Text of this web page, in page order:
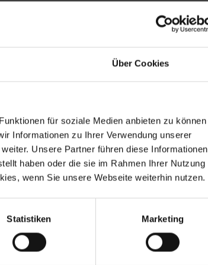
Über Cookies
für soziale Medien anbieten zu können
Informationen zu Ihrer Verwendung unserer
Unsere Partner führen diese Informationen
haben oder die sie im Rahmen Ihrer Nutzung
wenn Sie unsere Webseite weiterhin nutzen.
Statistiken Marketing
optimiert bis ins Detail.